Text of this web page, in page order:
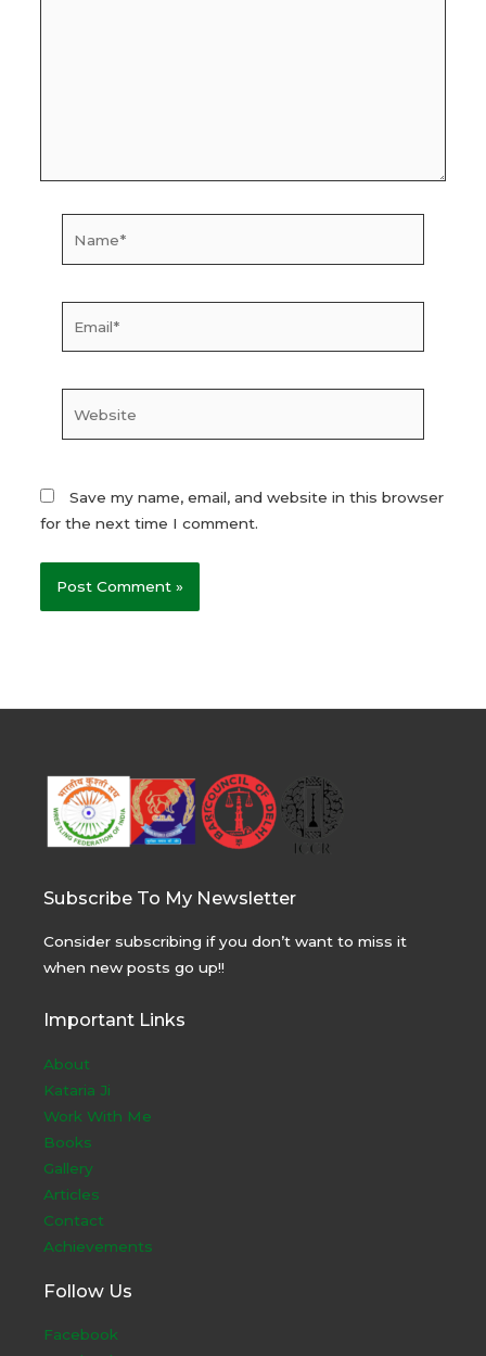
Save my name, email, and website in this browser
for the next time I comment.
Subscribe To My Newsletter
Consider subscribing if you don’t want to miss it
when new posts go up!!
Important Links
About
Kataria Ji
Work With Me
Books
Gallery
Articles
Contact
Achievements
Follow Us
Facebook